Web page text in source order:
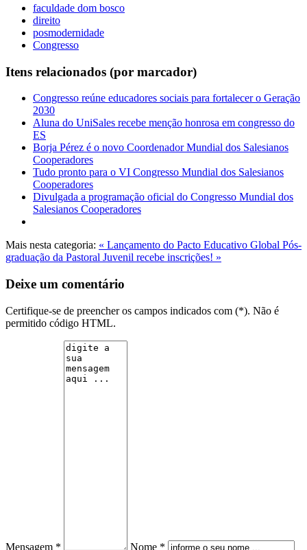
faculdade dom bosco
direito
posmodernidade
Congresso
Itens relacionados (por marcador)
Congresso reúne educadores sociais para fortalecer o Geração
2030
Aluna do UniSales recebe menção honrosa em congresso do
ES
Borja Pérez é o novo Coordenador Mundial dos Salesianos
Cooperadores
Tudo pronto para o VI Congresso Mundial dos Salesianos
Cooperadores
Divulgada a programação oficial do Congresso Mundial dos
Salesianos Cooperadores
Mais nesta categoria: « Lançamento do Pacto Educativo Global Pós-
graduação da Pastoral Juvenil recebe inscrições! »
Deixe um comentário
Certifique-se de preencher os campos indicados com (*). Não é
permitido código HTML.
Mensagem *
Nome *